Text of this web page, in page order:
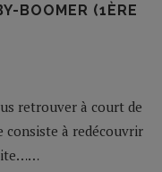
BOOMER (1ÈRE
retrouver à court de
consiste à redécouvrir